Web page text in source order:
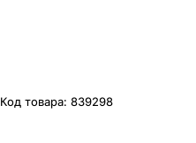
Код товара: 839298